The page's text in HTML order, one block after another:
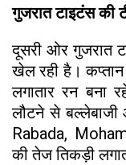
गुजरात टाइटंस की
दूसरी ओर गुजरात
खेल रही है।
लगातार रन बना
लौटने से
Rabada,
की तेज तिकड़ी